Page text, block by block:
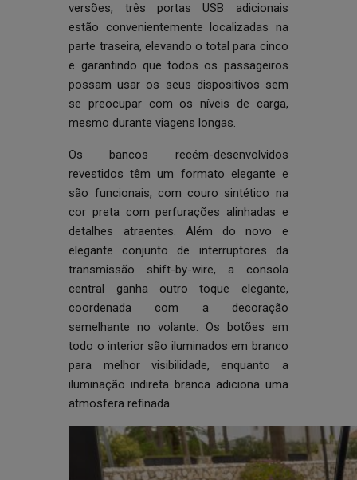
versões, três portas USB adicionais
estão convenientemente localizadas na
parte traseira, elevando o total para cinco
e garantindo que todos os passageiros
possam usar os seus dispositivos sem
se preocupar com os níveis de carga,
mesmo durante viagens longas.
Os bancos recém-desenvolvidos
revestidos têm um formato elegante e
são funcionais, com couro sintético na
cor preta com perfurações alinhadas e
detalhes atraentes. Além do novo e
elegante conjunto de interruptores da
transmissão shift-by-wire, a consola
central ganha outro toque elegante,
coordenada com a decoração
semelhante no volante. Os botões em
todo o interior são iluminados em branco
para melhor visibilidade, enquanto a
iluminação indireta branca adiciona uma
atmosfera refinada.